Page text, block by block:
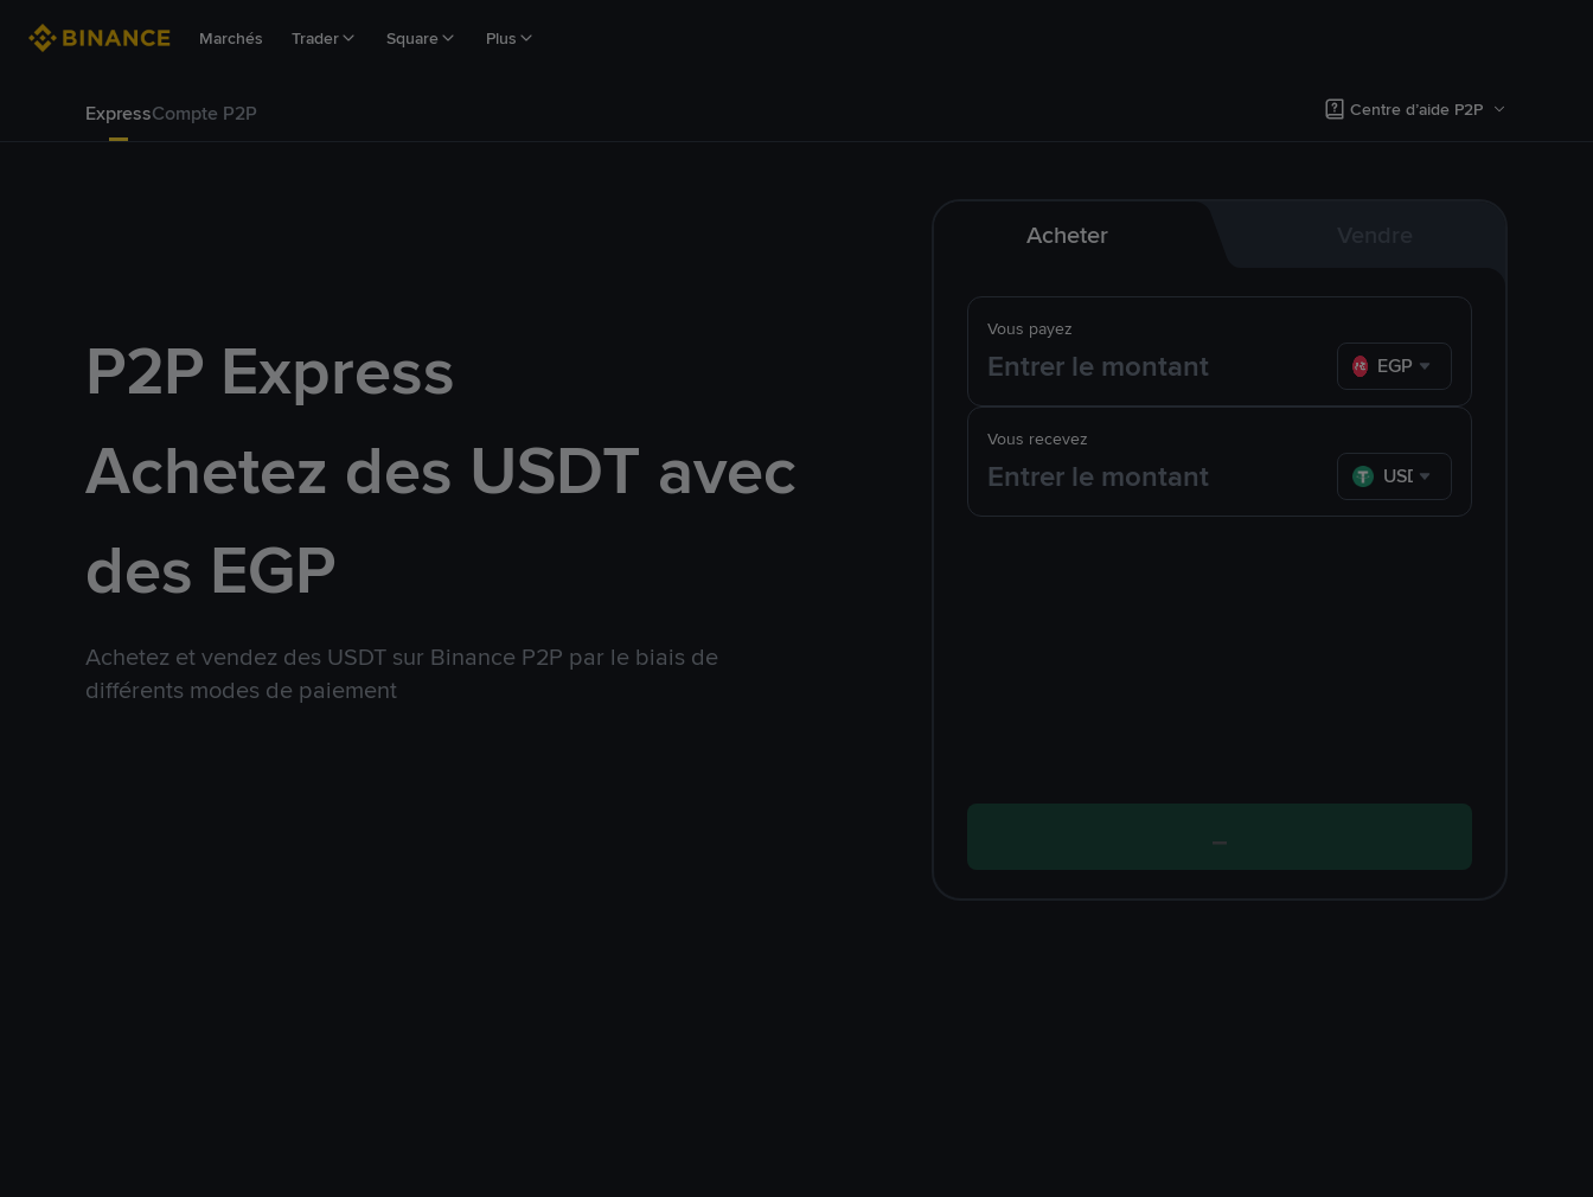
Marchés Trader Square Plus
ExpressCompte P2P Centre d’aide P2P
P2P Express
Achetez des USDT avec
des EGP
Achetez et vendez des USDT sur Binance P2P par le biais de
différents modes de paiement
Acheter
Vous payez
EGP
Vous recevez
USDT